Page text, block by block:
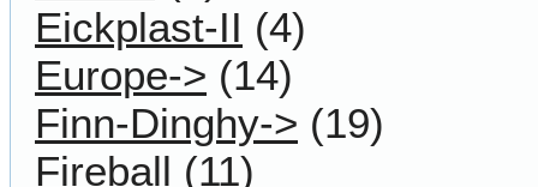
Eickplast-II (4)
Europe-> (14)
Finn-Dinghy-> (19)
Fireball (11)